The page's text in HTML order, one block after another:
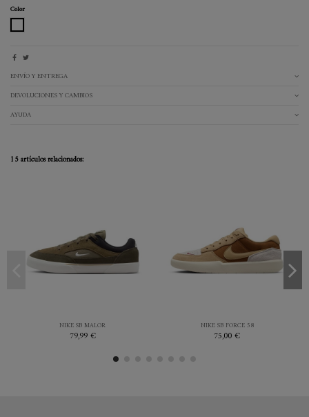
Color
ENVÍO Y ENTREGA
DEVOLUCIONES Y CAMBIOS
AYUDA
15 artículos relacionados:
NIKE SB MALOR
79,99 €
Añadir al carrito
NIKE SB FORCE 58
75,00 €
Añadir al carrito